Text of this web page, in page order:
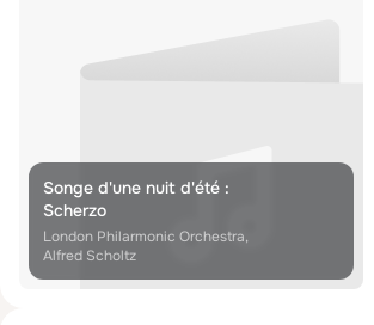
Songe d'une nuit d'été :
Scherzo
London Philarmonic Orchestra,
Alfred Scholtz